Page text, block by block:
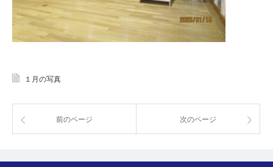
１月の写真
前のページ 次のページ